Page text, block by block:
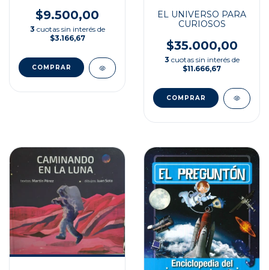
$9.500,00
3 cuotas sin interés de
$3.166,67
EL UNIVERSO PARA
CURIOSOS
$35.000,00
3 cuotas sin interés de
$11.666,67